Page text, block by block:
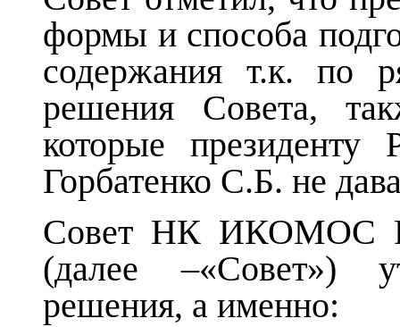
формы и способа
содержания т.к. по
решения Совета,
которые президенту
Горбатенко С.Б. не
Совет НК ИКОМОС
(далее –«Совет»)
решения, а именно: